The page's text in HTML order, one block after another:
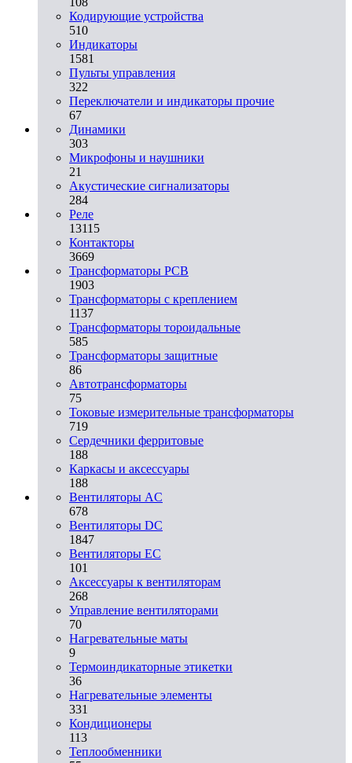
Кодирующие устройства
510
Индикаторы
1581
Пульты управления
322
Переключатели и индикаторы прочие
67
Динамики
303
Микрофоны и наушники
21
Акустические сигнализаторы
284
Реле
13115
Контакторы
3669
Трансформаторы PCB
1903
Трансформаторы с креплением
1137
Трансформаторы тороидальные
585
Трансформаторы защитные
86
Автотрансформаторы
75
Токовые измерительные трансформаторы
719
Сердечники ферритовые
188
Каркасы и аксессуары
188
Вентиляторы AC
678
Вентиляторы DC
1847
Вентиляторы EC
101
Аксессуары к вентиляторам
268
Управление вентиляторами
70
Нагревательные маты
9
Термоиндикаторные этикетки
36
Нагревательные элементы
331
Кондиционеры
113
Теплообменники